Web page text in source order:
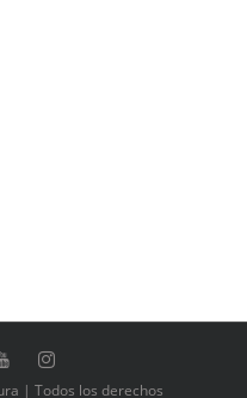
| Todos los derechos